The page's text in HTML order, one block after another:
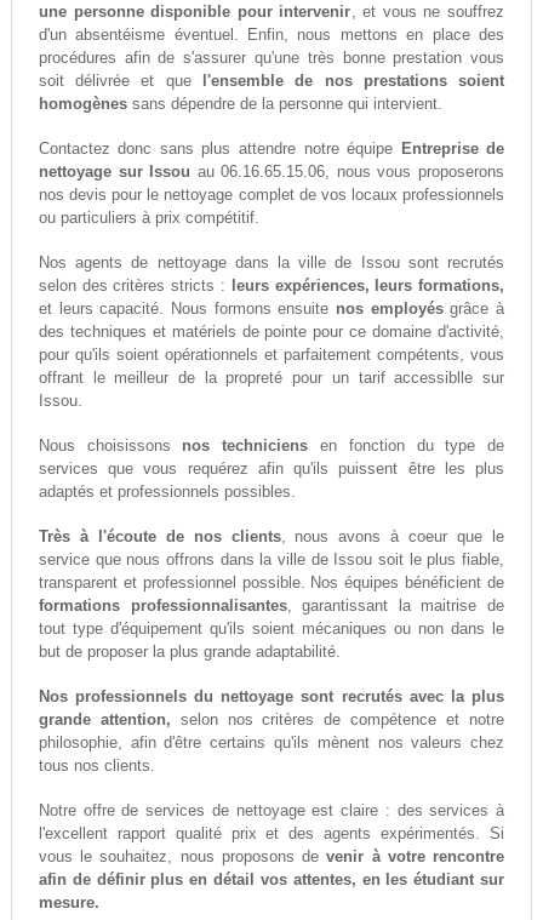
une personne disponible pour intervenir, et vous ne souffrez
d'un absentéisme éventuel. Enfin, nous mettons en place des
procédures afin de s'assurer qu'une très bonne prestation vous
soit délivrée et que
l'ensemble de nos prestations soient
homogènessans dépendre de la personne qui intervient.
Contactez donc sans plus attendre notre équipe Entreprise de
nettoyage sur Issou au 06.16.65.15.06, nous vous proposerons
nos devis pour le nettoyage complet de vos locaux professionnels
ou particuliers à prix compétitif.
Nos agents de nettoyage dans la ville de Issou sont recrutés
selon des critères stricts :
leurs expériences, leurs formations,
et leurs capacité. Nous formons ensuite nos employésgrâce à
des techniques et matériels de pointe pour ce domaine d'activité,
pour qu'ils soient opérationnels et parfaitement compétents, vous
offrant le meilleur de la propreté pour un tarif accessiblle sur
Issou.
Nous choisissons nos techniciens en fonction du type de
services que vous requérez afin qu'ils puissent être les plus
adaptés et professionnels possibles.
Très à l'écoute de nos clients, nous avons à coeur que le
service que nous offrons dans la ville de Issou soit le plus fiable,
transparent et professionnel possible. Nos équipes bénéficient de
formations professionnalisantes, garantissant la maitrise de
tout type d'équipement qu'ils soient mécaniques ou non dans le
but de proposer la plus grande adaptabilité.
Nos professionnels du nettoyage sont recrutés avec la plus
grande attention, selon nos critères de compétence et notre
philosophie, afin d'être certains qu'ils mènent nos valeurs chez
tous nos clients.
Notre offre de services de nettoyage est claire : des services à
l'excellent rapport qualité prix et des agents expérimentés. Si
vous le souhaitez, nous proposons devenir à votre rencontre
afin de définir plus en détail vos attentes, en les étudiant sur
mesure.